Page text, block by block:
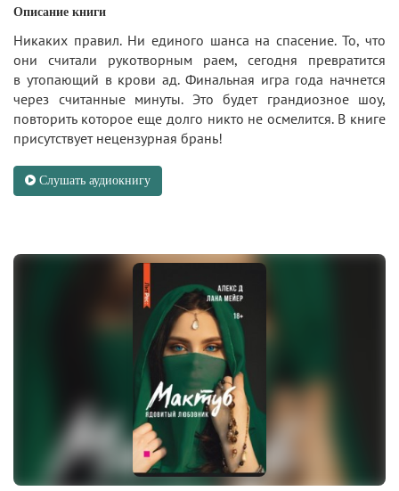
Описание книги
Никаких правил. Ни единого шанса на спасение. То, что
они считали рукотворным раем, сегодня превратится
в утопающий в крови ад. Финальная игра года начнется
через считанные минуты. Это будет грандиозное шоу,
повторить которое еще долго никто не осмелится. В книге
присутствует нецензурная брань!
Слушать аудиокнигу